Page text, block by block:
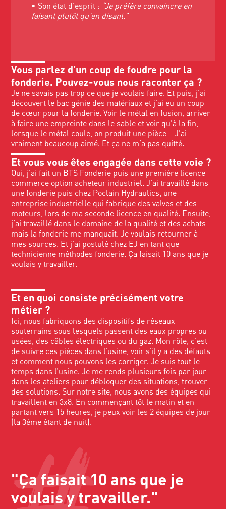
• Son état d’esprit : “Je préfère convaincre en
faisant plutôt qu’en disant.”
Vous parlez d’un coup de foudre pour la
fonderie. Pouvez-vous nous raconter ça ?
Je ne savais pas trop ce que je voulais faire. Et puis, j'ai
découvert le bac génie des matériaux et j'ai eu un coup
de cœur pour la fonderie. Voir le métal en fusion, arriver
à faire une empreinte dans le sable et voir qu'à la fin,
lorsque le métal coule, on produit une pièce… J'ai
vraiment beaucoup aimé. Et ça ne m’a pas quitté.
Et vous vous êtes engagée dans cette voie ?
Oui, j’ai fait un BTS Fonderie puis une première licence
commerce option acheteur industriel. J’ai travaillé dans
une fonderie puis chez Poclain Hydraulics, une
entreprise industrielle qui fabrique des valves et des
moteurs, lors de ma seconde licence en qualité. Ensuite,
j’ai travaillé dans le domaine de la qualité et des achats
mais la fonderie me manquait. Je voulais retourner à
mes sources. Et j’ai postulé chez EJ en tant que
technicienne méthodes fonderie. Ça faisait 10 ans que je
voulais y travailler.
Et en quoi consiste précisément votre
métier ?
Ici, nous fabriquons des dispositifs de réseaux
souterrains sous lesquels passent des eaux propres ou
usées, des câbles électriques ou du gaz. Mon rôle, c’est
de suivre ces pièces dans l’usine, voir s’il y a des défauts
et comment nous pouvons les corriger. Je suis tout le
temps dans l’usine. Je me rends plusieurs fois par jour
dans les ateliers pour débloquer des situations, trouver
des solutions. Sur notre site, nous avons des équipes qui
travaillent en 3x8. En commençant tôt le matin et en
partant vers 15 heures, je peux voir les 2 équipes de jour
(la 3ème étant de nuit).
"Ça faisait 10 ans que je
voulais y travailler."